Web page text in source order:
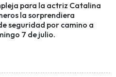
para la actriz Catalina
la sorprendiera
seguridad por camino a
7 de julio.